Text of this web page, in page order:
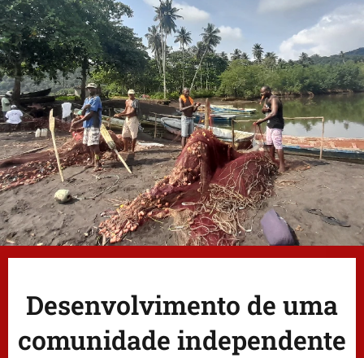
Desenvolvimento de uma
comunidade independente